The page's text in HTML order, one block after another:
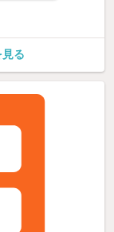
る